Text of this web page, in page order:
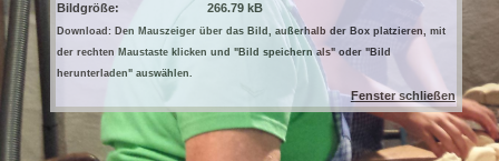
Bildgröße:
266.79 kB
Download: Den Mauszeiger über das Bild, außerhalb der Box platzieren, mit
der rechten Maustaste klicken und "Bild speichern als" oder "Bild
herunterladen" auswählen.
Fenster schließen